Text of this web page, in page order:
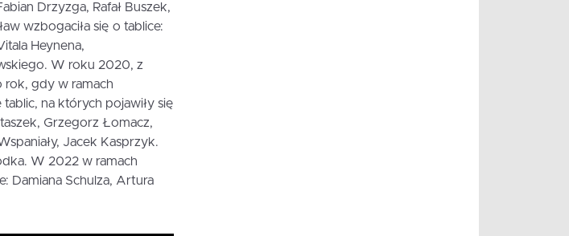
Drzyzga, Rafał Buszek,
wzbogaciła się o tablice:
Heynena,
W roku 2020, z
rok, gdy w ramach
na których pojawiły się
Grzegorz Łomacz,
Jacek Kasprzyk.
W 2022 w ramach
Damiana Schulza, Artura